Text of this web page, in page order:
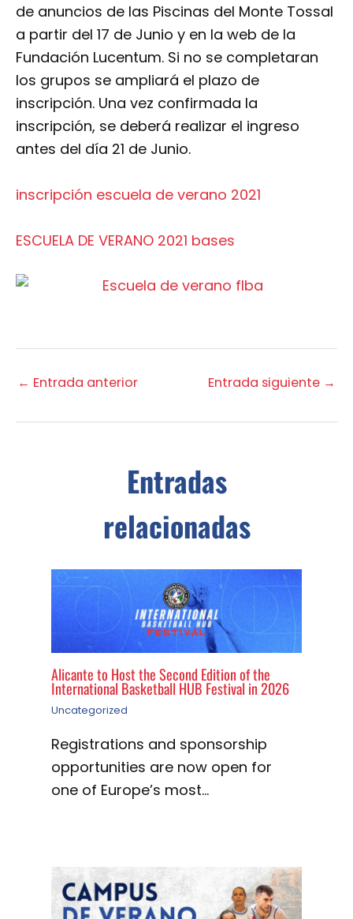
de anuncios de las Piscinas del Monte Tossal
a partir del 17 de Junio y en la web de la
Fundación Lucentum. Si no se completaran
los grupos se ampliará el plazo de
inscripción. Una vez confirmada la
inscripción, se deberá realizar el ingreso
antes del día 21 de Junio.
inscripción escuela de verano 2021
ESCUELA DE VERANO 2021 bases
← Entrada anterior Entrada siguiente →
Entradas
relacionadas
Alicante to Host the Second Edition of the
International Basketball HUB Festival in 2026
Uncategorized
Registrations and sponsorship
opportunities are now open for
one of Europe’s most…